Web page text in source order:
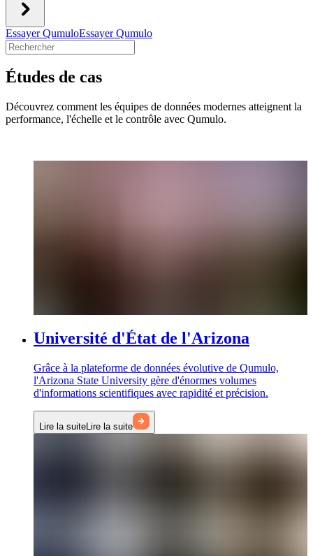
Essayer QumuloEssayer Qumulo
Études de cas
Découvrez comment les équipes de données modernes atteignent la
performance, l'échelle et le contrôle avec Qumulo.
Université d'État de l'Arizona
Grâce à la plateforme de données évolutive de Qumulo,
l'Arizona State University gère d'énormes volumes
d'informations scientifiques avec rapidité et précision.
Lire la suiteLire la suite